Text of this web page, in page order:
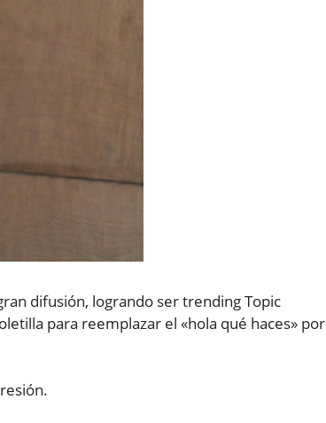
difusión, logrando ser trending Topic
para reemplazar el «hola qué haces» por